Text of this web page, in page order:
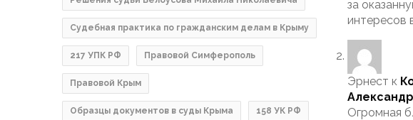
Судебная практика по гражданским делам в Крыму
217 УПК РФ Правовой Симферополь
Правовой Крым
Образцы документов в суды Крыма 158 УК РФ
за
интересов
Эрнест к
Огромная